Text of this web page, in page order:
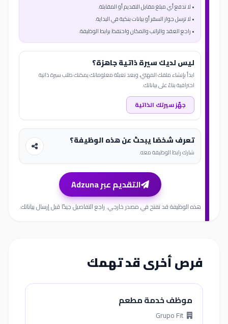
• لا تدفع أي مبلغ مقابل التقديم أو المقابلة.
• لا ترسل جواز السفر أو بيانات بنكية في البداية.
• راجع العقد والراتب والمكان واحتفظ برابط الوظيفة.
ليس لديك سيرة ذاتية جاهزة؟
ابدأ بإنشاء ملفك المهني، وبعد تعبئة معلوماتك يمكنك طلب سيرة ذاتية
احترافية بناءً على بياناتك.
جهّز سيرتك الذاتية
تعرف شخصًا يبحث عن هذه الوظيفة؟
شارك رابط الوظيفة معه.
التقديم عبر Adzuna
هذه الوظيفة قد تفتح في مصدر خارجي. راجع التفاصيل جيدًا قبل إرسال بياناتك.
فرص أخرى قد تهمك
موظف خدمة مطعم
Grupo Fit